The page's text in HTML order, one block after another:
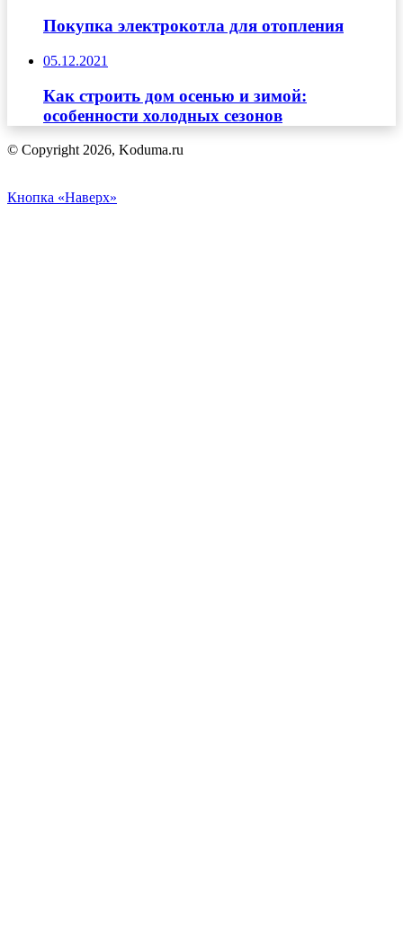
Покупка электрокотла для отопления
05.12.2021
Как строить дом осенью и зимой:
особенности холодных сезонов
© Copyright 2026, Koduma.ru
Кнопка «Наверх»